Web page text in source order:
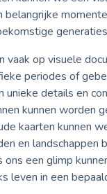
belangrijke
vaak op visuele
periodes of
unieke details en
kunnen worden
kaarten kunnen
en landschappen
ons een glimp
leven in een